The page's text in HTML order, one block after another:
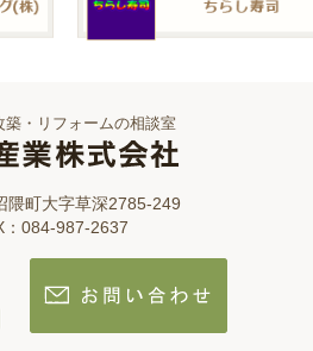
築・リフォームの相談室
隈町大字草深2785-249
084-987-2637